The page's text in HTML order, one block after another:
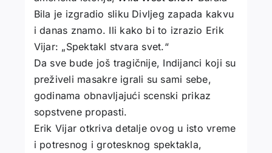
Bila je izgradio sliku Divljeg zapada kakvu
i danas znamo. Ili kako bi to izrazio Erik
Vijar: „Spektakl stvara svet.“
Da sve bude još tragičnije, Indijanci koji su
preživeli masakre igrali su sami sebe,
godinama obnavljajući scenski prikaz
sopstvene propasti.
Erik Vijar otkriva detalje ovog u isto vreme
i potresnog i grotesknog spektakla,